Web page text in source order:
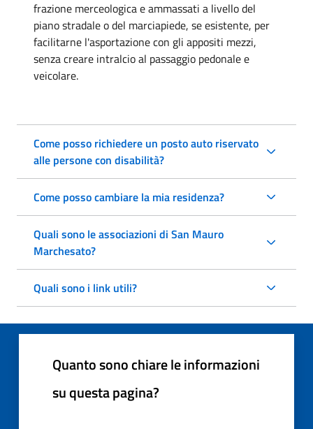
frazione merceologica e ammassati a livello del
piano stradale o del marciapiede, se esistente, per
facilitarne l'asportazione con gli appositi mezzi,
senza creare intralcio al passaggio pedonale e
veicolare.
Come posso richiedere un posto auto riservato
alle persone con disabilità?
Come posso cambiare la mia residenza?
Quali sono le associazioni di San Mauro
Marchesato?
Quali sono i link utili?
Quanto sono chiare le informazioni
su questa pagina?